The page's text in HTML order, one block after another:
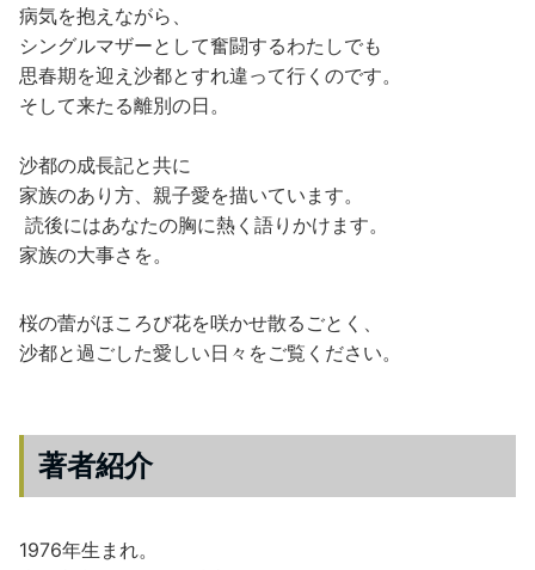
病気を抱えながら、
シングルマザーとして奮闘するわたしでも
思春期を迎え沙都とすれ違って行くのです。
そして来たる離別の日。
沙都の成長記と共に
家族のあり方、親子愛を描いています。
読後にはあなたの胸に熱く語りかけます。
家族の大事さを。
桜の蕾がほころび花を咲かせ散るごとく、
沙都と過ごした愛しい日々をご覧ください。
著者紹介
1976年生まれ。